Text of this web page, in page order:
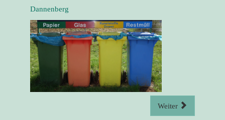
Dannenberg
Weiter